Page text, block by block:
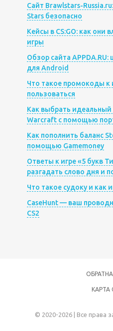
Сайт Brawlstars-
Stars безопасно
Кейсы в CS:GO: как они
игры
Обзор сайта
для Android
Что такое промокоды к
пользоваться
Как выбрать идеальный
Warcraft с помощью
Как пополнить баланс
помощью Gamemoney
Ответы к игре «5 букв
разгадать слово дня и
Что такое судоку и как
CaseHunt — ваш
CS2
КАРТА
© 2020-2026 | Все права